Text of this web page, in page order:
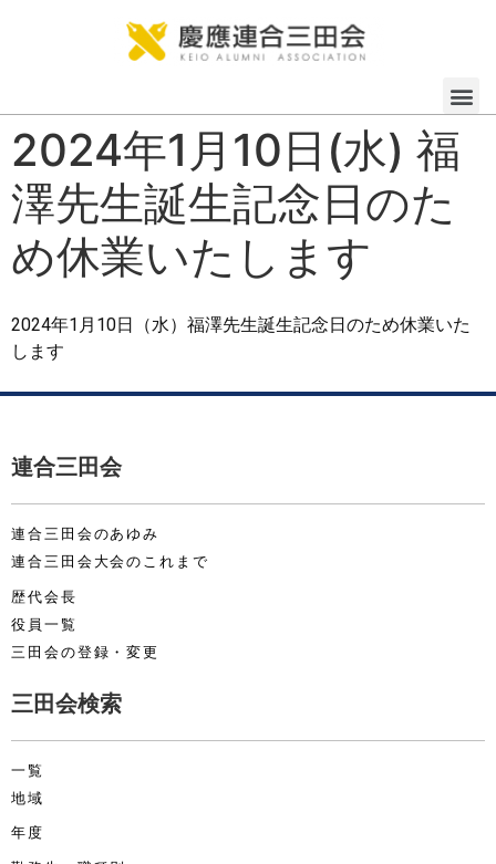
2024年1月10日(水) 福
澤先生誕生記念日のた
め休業いたします
2024年1月10日（水）福澤先生誕生記念日のため休業いた
します
連合三田会
連合三田会のあゆみ
連合三田会大会のこれまで
歴代会長
役員一覧
三田会の登録・変更
三田会検索
一覧
地域
年度